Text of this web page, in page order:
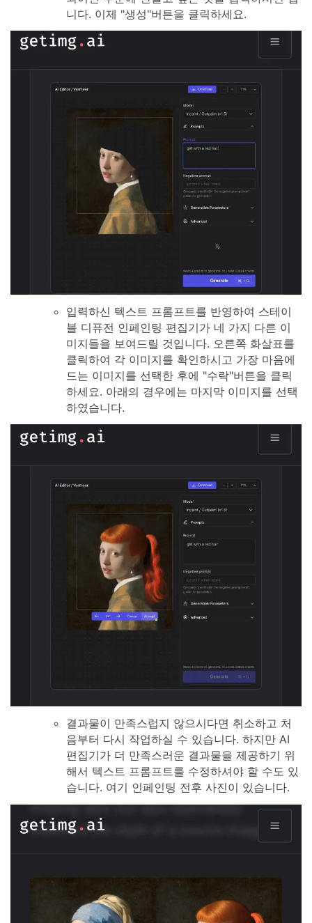
니다. 이제 "생성"버튼을 클릭하세요.
입력하신 텍스트 프롬프트를 반영하여 스테이
블 디퓨전 인페인팅 편집기가 네 가지 다른 이
미지들을 보여드릴 것입니다. 오른쪽 화살표를
클릭하여 각 이미지를 확인하시고 가장 마음에
드는 이미지를 선택한 후에 "수락"버튼을 클릭
하세요. 아래의 경우에는 마지막 이미지를 선택
하였습니다.
결과물이 만족스럽지 않으시다면 취소하고 처
음부터 다시 작업하실 수 있습니다. 하지만 AI
편집기가 더 만족스러운 결과물을 제공하기 위
해서 텍스트 프롬프트를 수정하셔야 할 수도 있
습니다. 여기 인페인팅 전후 사진이 있습니다.